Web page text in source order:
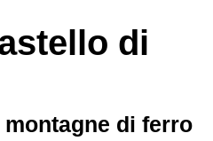
di
di ferro